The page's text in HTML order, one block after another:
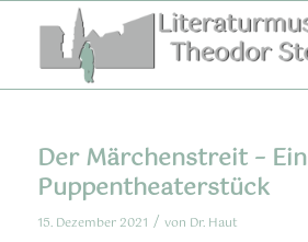
springen
Der Märchenstreit – Ein
Puppentheaterstück
15. Dezember 2021 / von Dr. Haut